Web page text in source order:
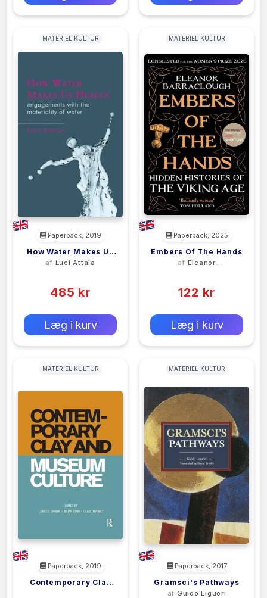
MATERIEL KULTUR
Paperback, 2019
How Water Makes Us
Human
af Luci Attala
485 kr
Læg i kurv
MATERIEL KULTUR
Paperback, 2025
Embers Of The Hands
af Eleanor
122 kr
Læg i kurv
MATERIEL KULTUR
Paperback, 2019
Contemporary Clay
MATERIEL KULTUR
Paperback, 2017
Gramsci's Pathways
af Guido Liguori